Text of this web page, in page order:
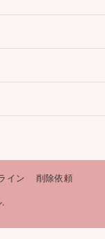
イン
削除依頼